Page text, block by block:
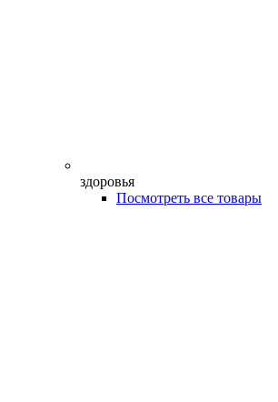
здоровья
Посмотреть все товары